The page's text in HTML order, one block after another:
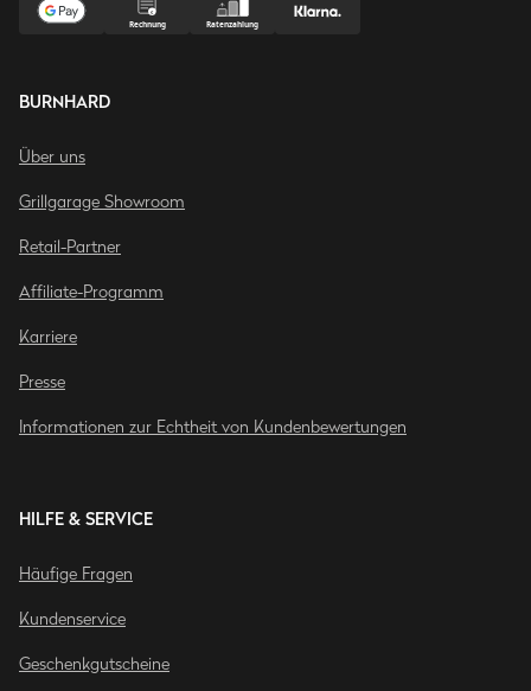
BURNHARD
Über uns
Grillgarage Showroom
Retail-Partner
Affiliate-Programm
Karriere
Presse
Informationen zur Echtheit von Kundenbewertungen
HILFE & SERVICE
Häufige Fragen
Kundenservice
Geschenkgutscheine